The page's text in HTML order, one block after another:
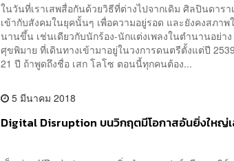
ในวันที่เราเสพสื่อกันด้วยวิธีที่ต่างไปจากเดิม ศิลปินดารา
เข้ากับสังคมในยุคนั้นๆ เพื่อความอยู่รอด และยังคงสภาพ
นานขึ้น เช่นเดียวกับนักร้อง-นักแต่งเพลงในตำนานอย่า
ศุขพิมาย ที่เดินทางเข้ามาอยู่ในวงการดนตรีตั้งแต่ปี
21 ปี ถ้าพูดถึงชื่อ เสก โลโซ ตอนนี้ทุกคนต้อง...
5 มีนาคม 2018
Digital Disruption บนวิกฤตมีโอกาสอันยิ่งใหญ่